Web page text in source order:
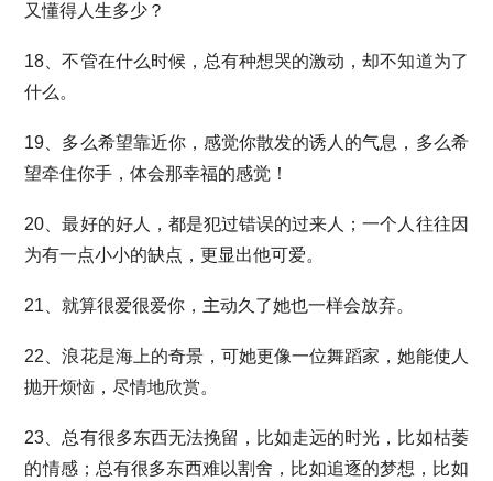
又懂得人生多少？
18、不管在什么时候，总有种想哭的激动，却不知道为了
什么。
19、多么希望靠近你，感觉你散发的诱人的气息，多么希
望牵住你手，体会那幸福的感觉！
20、最好的好人，都是犯过错误的过来人；一个人往往因
为有一点小小的缺点，更显出他可爱。
21、就算很爱很爱你，主动久了她也一样会放弃。
22、浪花是海上的奇景，可她更像一位舞蹈家，她能使人
抛开烦恼，尽情地欣赏。
23、总有很多东西无法挽留，比如走远的时光，比如枯萎
的情感；总有很多东西难以割舍，比如追逐的梦想，比如